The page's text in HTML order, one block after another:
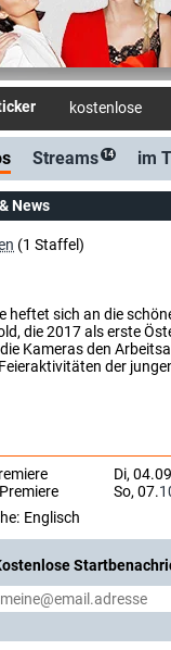
kostenlose E-
Streams 14 im
News
(1 Staffel)
heftet sich an die
die 2017 als erste
Kameras den
der
Di,
So, 07.
Englisch